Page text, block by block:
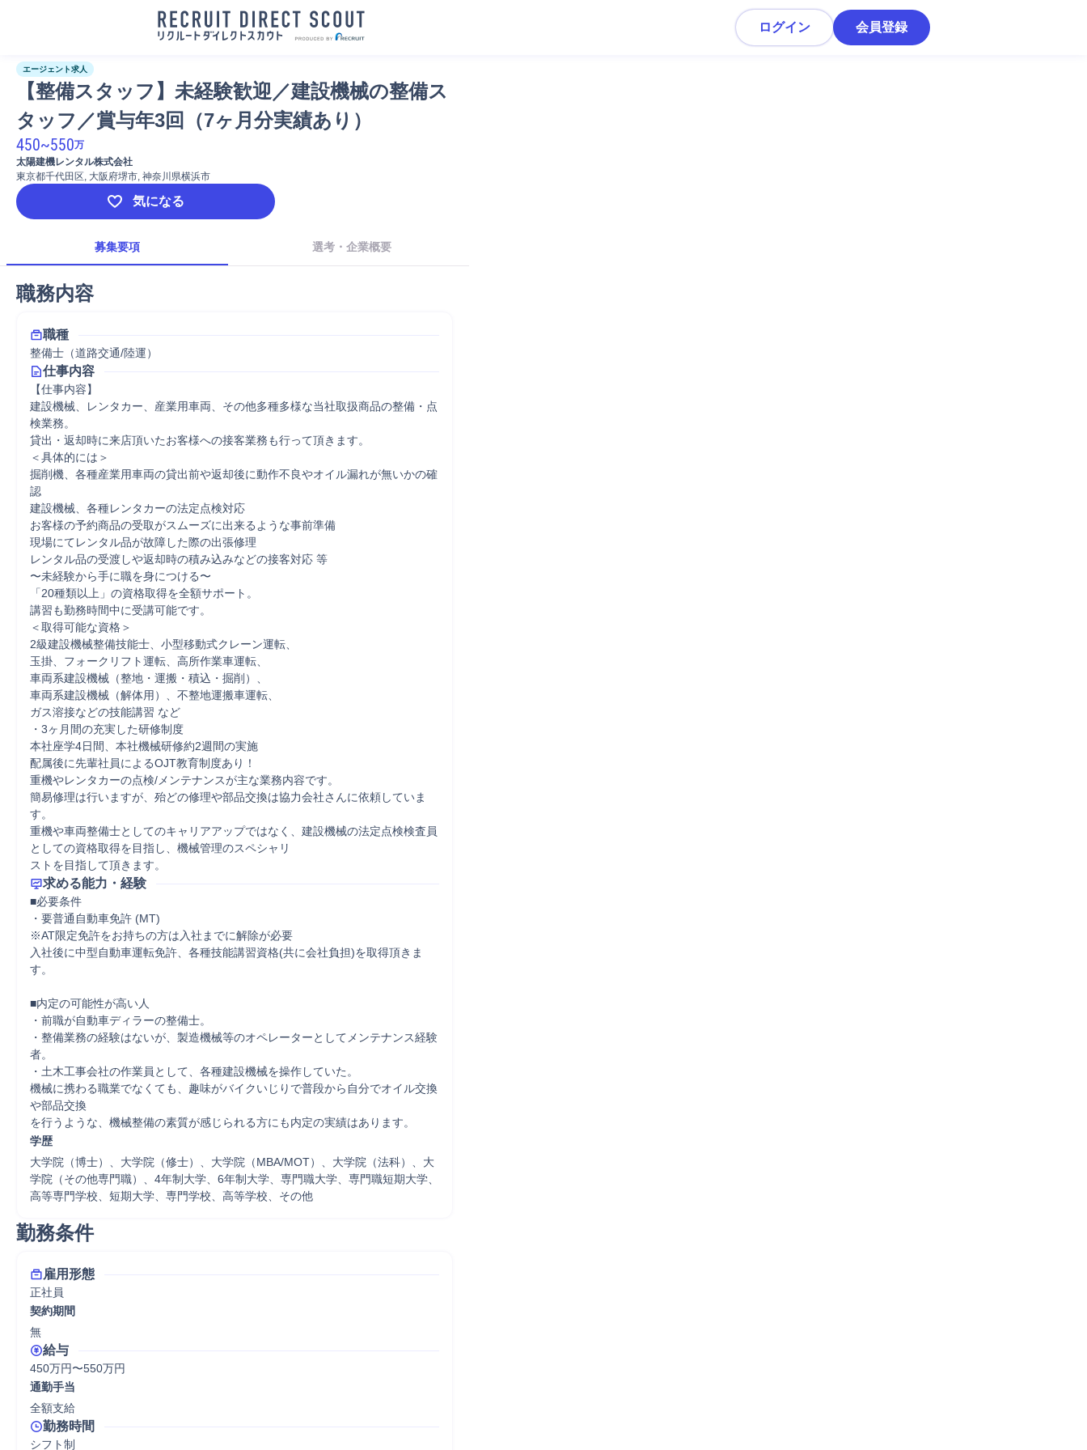
ログイン 会員登録
エージェント求人
【整備スタッフ】未経験歓迎／建設機械の整備ス
タッフ／賞与年3回（7ヶ月分実績あり）
450~550万
太陽建機レンタル株式会社
東京都千代田区, 大阪府堺市, 神奈川県横浜市
気になる
募集要項 選考・企業概要
職務内容
職種
整備士（道路交通/陸運）
仕事内容
【仕事内容】
建設機械、レンタカー、産業用車両、その他多種多様な当社取扱商品の整備・点
検業務。
貸出・返却時に来店頂いたお客様への接客業務も行って頂きます。
＜具体的には＞
掘削機、各種産業用車両の貸出前や返却後に動作不良やオイル漏れが無いかの確
認
建設機械、各種レンタカーの法定点検対応
お客様の予約商品の受取がスムーズに出来るような事前準備
現場にてレンタル品が故障した際の出張修理
レンタル品の受渡しや返却時の積み込みなどの接客対応 等
〜未経験から手に職を身につける〜
「20種類以上」の資格取得を全額サポート。
講習も勤務時間中に受講可能です。
＜取得可能な資格＞
2級建設機械整備技能士、小型移動式クレーン運転、
玉掛、フォークリフト運転、高所作業車運転、
車両系建設機械（整地・運搬・積込・掘削）、
車両系建設機械（解体用）、不整地運搬車運転、
ガス溶接などの技能講習 など
・3ヶ月間の充実した研修制度
本社座学4⽇間、本社機械研修約2週間の実施
配属後に先輩社員によるOJT教育制度あり！
重機やレンタカーの点検/メンテナンスが主な業務内容です。
簡易修理は行いますが、殆どの修理や部品交換は協力会社さんに依頼していま
す。
重機や車両整備士としてのキャリアアップではなく、建設機械の法定点検検査員
としての資格取得を目指し、機械管理のスペシャリ
ストを目指して頂きます。
求める能力・経験
■必要条件
・要普通自動車免許 (MT)
※AT限定免許をお持ちの方は入社までに解除が必要
入社後に中型自動車運転免許、各種技能講習資格(共に会社負担)を取得頂きま
す。
■内定の可能性が高い人
・前職が自動車ディラーの整備士。
・整備業務の経験はないが、製造機械等のオペレーターとしてメンテナンス経験
者。
・土木工事会社の作業員として、各種建設機械を操作していた。
機械に携わる職業でなくても、趣味がバイクいじりで普段から自分でオイル交換
や部品交換
を行うような、機械整備の素質が感じられる方にも内定の実績はあります。
学歴
大学院（博士）、大学院（修士）、大学院（MBA/MOT）、大学院（法科）、大
学院（その他専門職）、4年制大学、6年制大学、専門職大学、専門職短期大学、
高等専門学校、短期大学、専門学校、高等学校、その他
勤務条件
雇用形態
正社員
契約期間
無
給与
450万円〜550万円
通勤手当
全額支給
勤務時間
シフト制